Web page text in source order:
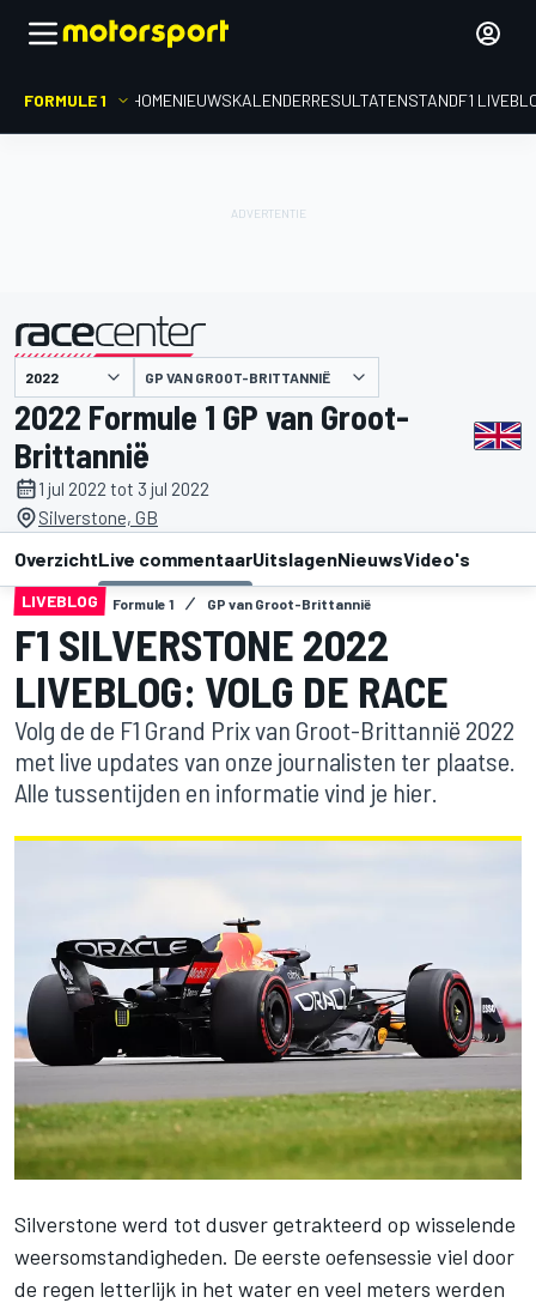
FORMULE 1 HOMENIEUWSKALENDERRESULTATENSTANDF1
GP VAN GROOT-BRITTANNIË
2022 Formule 1 GP van Groot-
Brittannië
1 jul 2022 tot 3 jul 2022
Silverstone, GB
OverzichtLive commentaarUitslagenNieuwsVideo's
LIVEBLOG Formule 1 GP van Groot-Brittannië
F1 SILVERSTONE 2022
LIVEBLOG: VOLG DE RACE
Volg de de F1 Grand Prix van Groot-Brittannië 2022
met live updates van onze journalisten ter plaatse.
Alle tussentijden en informatie vind je hier.
Silverstone werd tot dusver getrakteerd op wisselende
weersomstandigheden. De eerste oefensessie viel door
de regen letterlijk in het water en veel meters werden